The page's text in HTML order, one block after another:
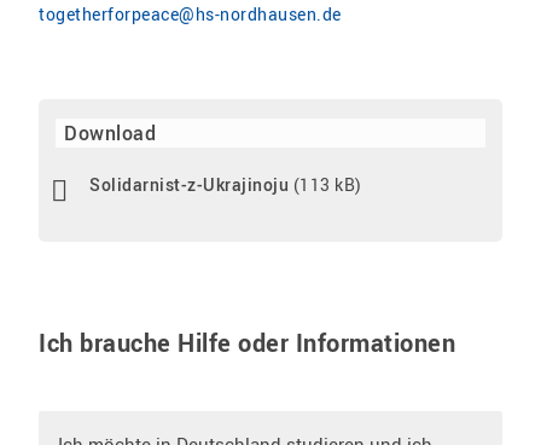
togetherforpeace@hs-nordhausen.de
Download
Solidarnist-z-Ukrajinoju (113 kB)
Ich brauche Hilfe oder Informationen